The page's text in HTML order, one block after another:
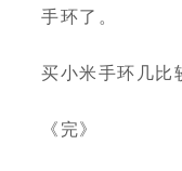
手环了。
买小米手环几比
《完》